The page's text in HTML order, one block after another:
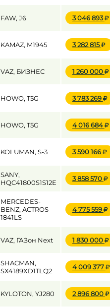
FAW, J6 3 046 893
KAMAZ, M1945 3 282 815
VAZ, БИЗНЕС 1 260 000
HOWO, T5G 3 783 269
HOWO, T5G 4 016 684
KOLUMAN, S-3 3 590 166
SANY,
HQC41800S1S12E
3 858 570
MERCEDES-
BENZ, ACTROS
1841LS
4 775 559
VAZ, ГАЗон Next 1 830 000
SHACMAN,
SX4189XD1TLQ2
4 009 377
KYLOTON, YJ280 2 896 800